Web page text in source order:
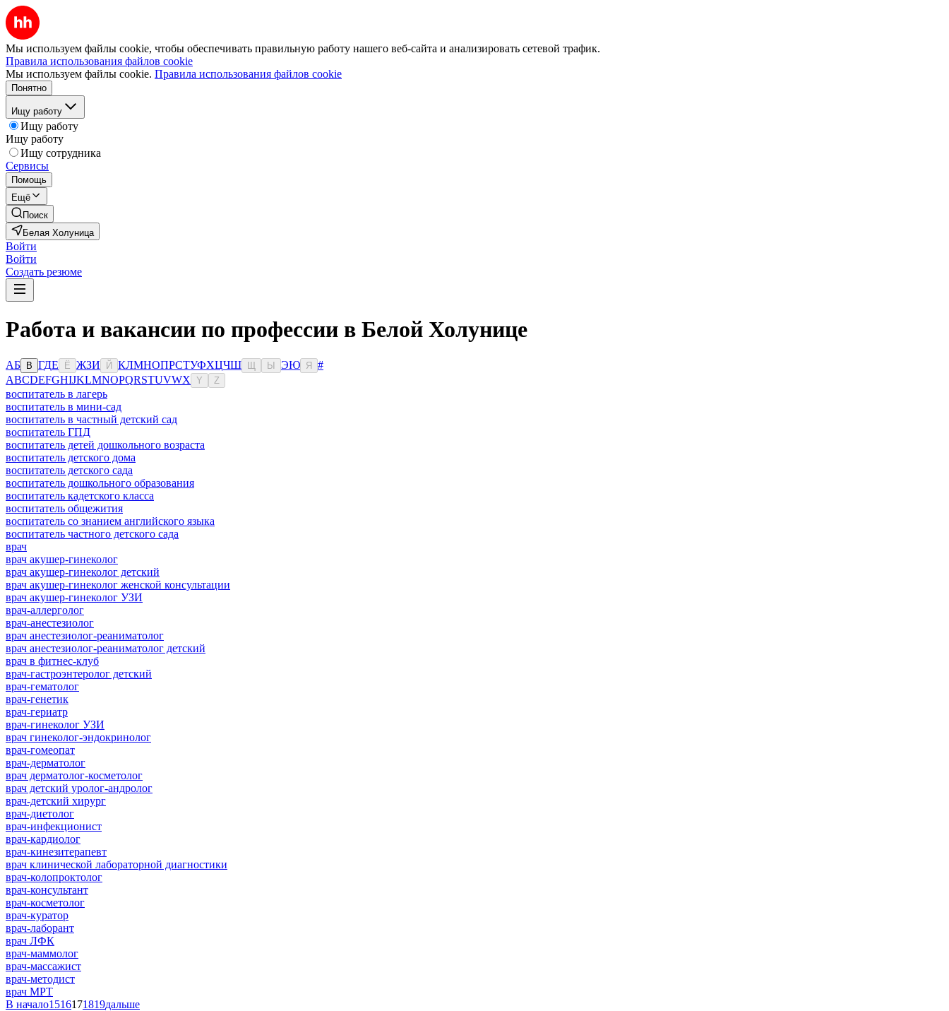
Мы используем файлы cookie, чтобы обеспечивать правильную работу нашего веб-сайта и анализировать сетевой трафик.
Правила использования файлов cookie
Мы используем файлы cookie. Правила использования файлов cookie
Понятно
Ищу работу
Ищу работу
Ищу работу
Ищу сотрудника
Сервисы
Помощь
Ещё
Поиск
Белая Холуница
Войти
Войти
Создать резюме
Работа и вакансии по профессии в Белой Холунице
АБ В ГДЕ Ё ЖЗИ Й КЛМНОПРСТУФХЦЧШ Ы ЭЮ Я
#
ABCDEFGHIJKLMNOPQRSTUVWX Y Z
воспитатель в лагерь
воспитатель в мини-сад
воспитатель в частный детский сад
воспитатель ГПД
воспитатель детей дошкольного возраста
воспитатель детского дома
воспитатель детского сада
воспитатель дошкольного образования
воспитатель кадетского класса
воспитатель общежития
воспитатель со знанием английского языка
воспитатель частного детского сада
врач
врач акушер-гинеколог
врач акушер-гинеколог детский
врач акушер-гинеколог женской консультации
врач акушер-гинеколог УЗИ
врач-аллерголог
врач-анестезиолог
врач анестезиолог-реаниматолог
врач анестезиолог-реаниматолог детский
врач в фитнес-клуб
врач-гастроэнтеролог детский
врач-гематолог
врач-генетик
врач-гериатр
врач-гинеколог УЗИ
врач гинеколог-эндокринолог
врач-гомеопат
врач-дерматолог
врач дерматолог-косметолог
врач детский уролог-андролог
врач-детский хирург
врач-диетолог
врач-инфекционист
врач-кардиолог
врач-кинезитерапевт
врач клинической лабораторной диагностики
врач-колопроктолог
врач-консультант
врач-косметолог
врач-куратор
врач-лаборант
врач ЛФК
врач-маммолог
врач-массажист
врач-методист
врач МРТ
В начало1516171819дальше